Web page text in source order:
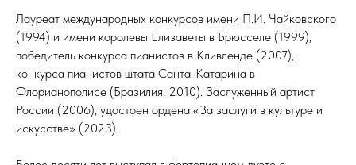
Лауреат международных конкурсов имени П.И. Чайковского
(1994) и имени королевы Елизаветы в Брюсселе (1999),
победитель конкурса пианистов в Кливленде (2007),
конкурса пианистов штата Санта-Катарина в
Флорианополисе (Бразилия, 2010). Заслуженный артист
России (2006), удостоен ордена «За заслуги в культуре и
искусстве» (2023).